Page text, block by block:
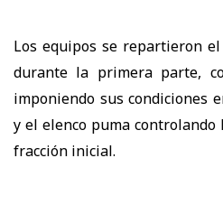
Los equipos se repartieron
durante la primera parte,
imponiendo sus condiciones
y el elenco puma
fracción inicial.